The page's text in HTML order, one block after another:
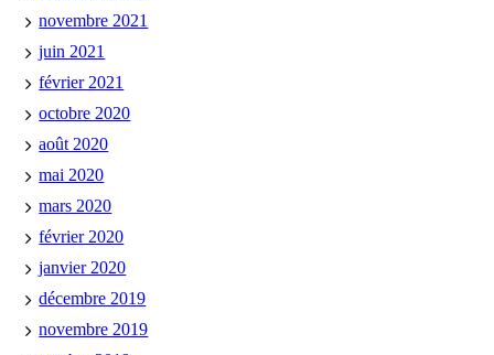
novembre 2021
juin 2021
février 2021
octobre 2020
août 2020
mai 2020
mars 2020
février 2020
janvier 2020
décembre 2019
novembre 2019